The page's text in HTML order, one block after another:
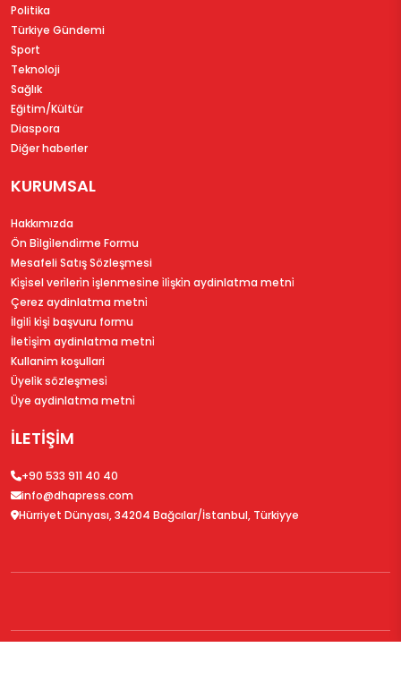
Politika
Türkiye Gündemi
Sport
Teknoloji
Sağlık
Eğitim/Kültür
Diaspora
Diğer haberler
KURUMSAL
Hakkımızda
Ön Bi̇lgi̇lendi̇rme Formu
Mesafeli Satış Sözleşmesi
Ki̇şi̇sel veri̇leri̇n i̇şlenmesi̇ne i̇li̇şki̇n aydinlatma metni̇
Çerez aydinlatma metni̇
İlgi̇li̇ ki̇şi̇ başvuru formu
İleti̇şi̇m aydinlatma metni̇
Kullanim koşullari
Üyeli̇k sözleşmesi̇
Üye aydinlatma metni̇
İLETİŞİM
+90 533 911 40 40
info@dhapress.com
Hürriyet Dünyası, 34204 Bağcılar/İstanbul, Türkiyye